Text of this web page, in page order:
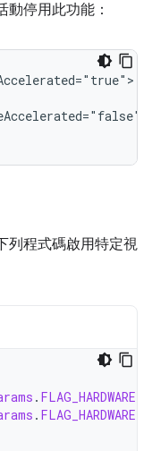
停用此功能：
列程式碼啟用特定視
.
.